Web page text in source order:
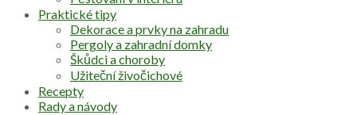
Praktické tipy
Dekorace a prvky na zahradu
Pergoly a zahradní domky
Škůdci a choroby
Užiteční živočichové
Recepty
Rady a návody